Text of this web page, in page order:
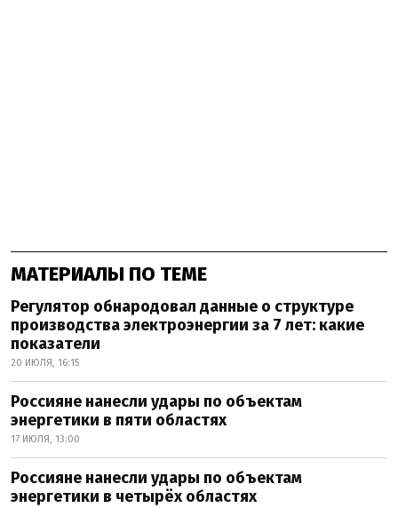
МАТЕРИАЛЫ ПО ТЕМЕ
Регулятор обнародовал данные о структуре
производства электроэнергии за 7 лет: какие
показатели
20 ИЮЛЯ, 16:15
Россияне нанесли удары по объектам
энергетики в пяти областях
17 ИЮЛЯ, 13:00
Россияне нанесли удары по объектам
энергетики в четырёх областях